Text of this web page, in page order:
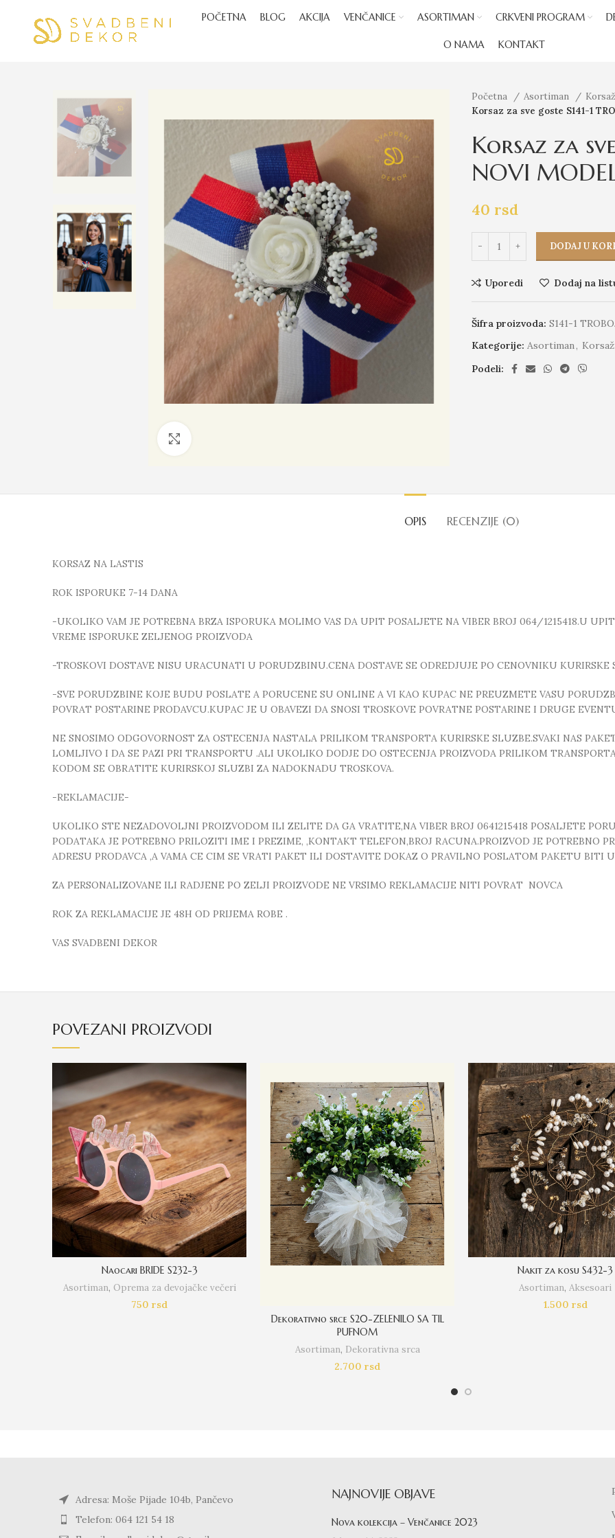
POČETNA BLOG AKCIJA VENČANICE ASORTIMAN CRKVENI PROGRAM
O NAMA KONTAKT
Click to enlarge
Početna Asortiman
Korsaz za sve goste S141-1
Korsaz za
NOVI
40 rsd
DODAJ U
Uporedi Dodaj na
Šifra proizvoda: S141-1
Kategorije: Asortiman,
Podeli:
OPIS RECENZIJE (0)
KORSAZ NA LASTIS
ROK ISPORUKE 7-14 DANA
-UKOLIKO VAM JE POTREBNA BRZA ISPORUKA MOLIMO VAS DA UPIT POSALJETE NA VIBER BROJ 064/1215418.U
VREME ISPORUKE ZELJENOG PROIZVODA
-TROSKOVI DOSTAVE NISU URACUNATI U PORUDZBINU.CENA DOSTAVE SE ODREDJUJE PO CENOVNIKU KURIRSKE
-SVE PORUDZBINE KOJE BUDU POSLATE A PORUCENE SU ONLINE A VI KAO KUPAC NE PREUZMETE VASU
POVRAT POSTARINE PRODAVCU.KUPAC JE U OBAVEZI DA SNOSI TROSKOVE POVRATNE POSTARINE I DRUGE
NE SNOSIMO ODGOVORNOST ZA OSTECENJA NASTALA PRILIKOM TRANSPORTA KURIRSKE SLUZBE.SVAKI NAS
LOMLJIVO I DA SE PAZI PRI TRANSPORTU .ALI UKOLIKO DODJE DO OSTECENJA PROIZVODA PRILIKOM
KODOM SE OBRATITE KURIRSKOJ SLUZBI ZA NADOKNADU TROSKOVA.
-REKLAMACIJE-
UKOLIKO STE NEZADOVOLJNI PROIZVODOM ILI ZELITE DA GA VRATITE,NA VIBER BROJ 0641215418 POSALJETE
PODATAKA JE POTREBNO PRILOZITI IME I PREZIME, ,KONTAKT TELEFON,BROJ RACUNA.PROIZVOD JE POTREBNO
ADRESU PRODAVCA ,A VAMA CE CIM SE VRATI PAKET ILI DOSTAVITE DOKAZ O PRAVILNO POSLATOM PAKETU BITI
ZA PERSONALIZOVANE ILI RADJENE PO ZELJI PROIZVODE NE VRSIMO REKLAMACIJE NITI POVRAT NOVCA
ROK ZA REKLAMACIJE JE 48H OD PRIJEMA ROBE .
VAS SVADBENI DEKOR
POVEZANI PROIZVODI
Naocari BRIDE S232-3
Asortiman, Oprema za devojačke večeri
750 rsd
Dekorativno srce S20-ZELENILO SA TIL
PUFNOM
Asortiman, Dekorativna srca
2.700 rsd
Nakit za kosu S432-3
Asortiman, Aksesoari
1.500 rsd
Adresa: Moše Pijade 104b, Pančevo
Telefon: 064 121 54 18
NAJNOVIJE OBJAVE
Nova kolekcija – Venčanice 2023